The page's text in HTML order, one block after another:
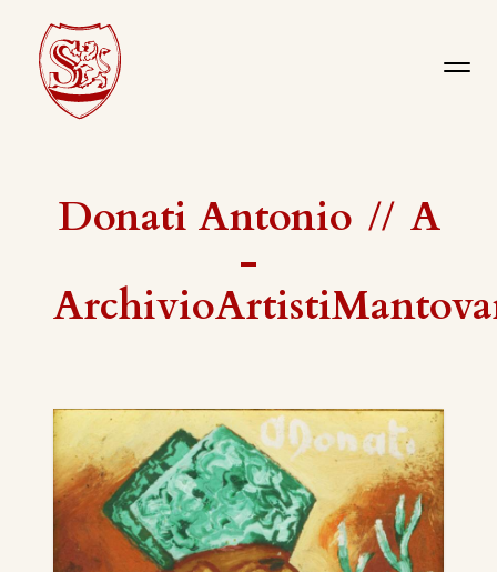
Donati Antonio // A
-